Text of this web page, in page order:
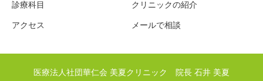
診療科目 クリニックの紹介
アクセス メールで相談
医療法人社団華仁会 美夏クリニック 院長 石井 美夏